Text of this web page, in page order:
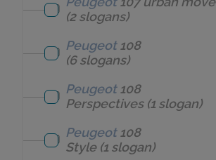
(2 slogans)
Peugeot 108
(6 slogans)
Peugeot 108
Perspectives(1 slogan)
Peugeot 108
Style(1 slogan)